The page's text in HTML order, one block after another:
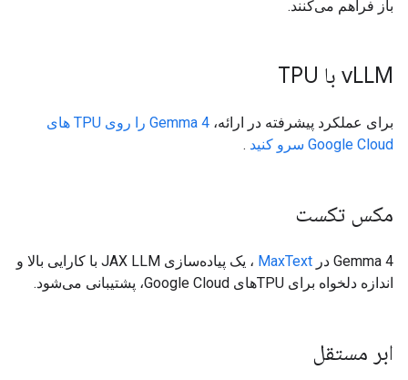
باز فراهم می‌کنند.
vLLM با TPU
برای عملکرد پیشرفته در ارائه،
Gemma 4 را روی TPU های
Google Cloud سرو کنید
.
مکس تکست
Gemma 4 در MaxText
، یک پیاده‌سازی JAX LLM با کارایی بالا و
اندازه دلخواه برای TPUهای Google Cloud، پشتیبانی می‌شود.
ابر مستقل